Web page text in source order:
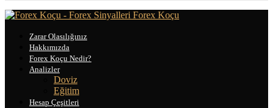
Forex Koçu
Zarar Olasılığınız
Hakkımızda
Forex Koçu Nedir?
Analizler
Doviz
Eğitim
Hesap Çeşitleri